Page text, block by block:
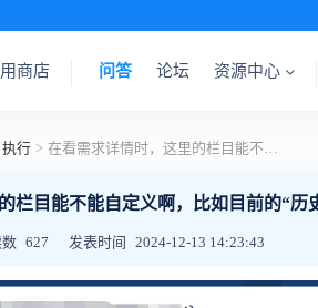
商店 问答 论坛 资源中心
执行 > 在看需求详情时，这里的栏目能不能自定义啊，比如目前的“历史记录”能不能屏蔽或隐藏
栏目能不能自定义啊，比如目前的“历
627 发表时间 2024-12-13 14:23:43